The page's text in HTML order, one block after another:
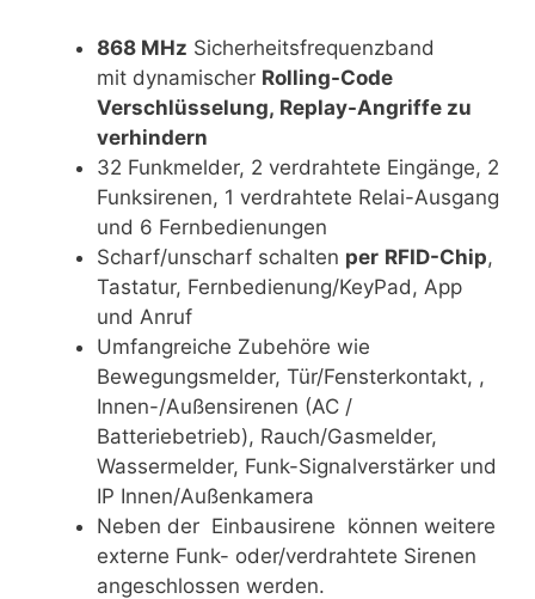
868 MHz Sicherheitsfrequenzband
mit dynamischer Rolling-Code
Verschlüsselung, Replay-Angriffe zu
verhindern
32 Funkmelder, 2 verdrahtete Eingänge, 2
Funksirenen, 1 verdrahtete Relai-Ausgang
und 6 Fernbedienungen
Scharf/unscharf schalten per RFID-Chip,
Tastatur, Fernbedienung/KeyPad, App
und Anruf
Umfangreiche Zubehöre wie
Bewegungsmelder, Tür/Fensterkontakt, ,
Innen-/Außensirenen (AC /
Batteriebetrieb), Rauch/Gasmelder,
Wassermelder, Funk-Signalverstärker und
IP Innen/Außenkamera
Neben der Einbausirene können weitere
externe Funk- oder/verdrahtete Sirenen
angeschlossen werden.